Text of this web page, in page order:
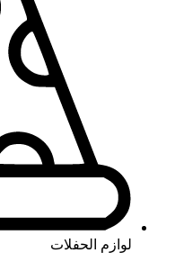
لوازم الحفلات